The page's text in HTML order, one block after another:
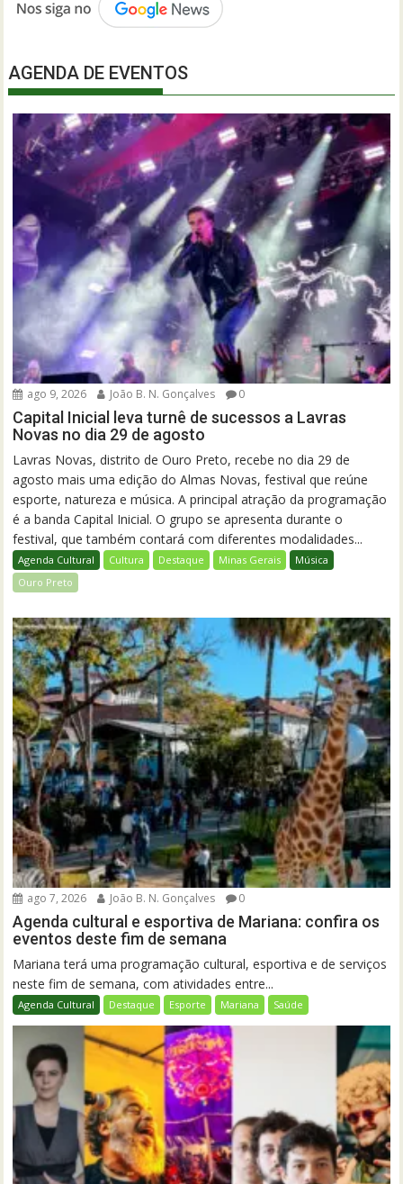
AGENDA DE EVENTOS
ago 9, 2026 João B. N. Gonçalves 0
Capital Inicial leva turnê de sucessos a Lavras
Novas no dia 29 de agosto
Lavras Novas, distrito de Ouro Preto, recebe no dia 29 de
agosto mais uma edição do Almas Novas, festival que reúne
esporte, natureza e música. A principal atração da programação
é a banda Capital Inicial. O grupo se apresenta durante o
festival, que também contará com diferentes modalidades...
Agenda Cultural Cultura Destaque Minas Gerais
Música
Ouro Preto
ago 7, 2026 João B. N. Gonçalves 0
Agenda cultural e esportiva de Mariana: confira os
eventos deste fim de semana
Mariana terá uma programação cultural, esportiva e de serviços
neste fim de semana, com atividades entre...
Agenda Cultural Destaque Esporte Mariana Saúde